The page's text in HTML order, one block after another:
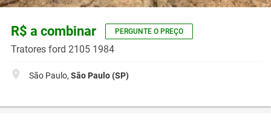
R$ a combinar PERGUNTE O PREÇO
Tratores ford 2105 1984
São Paulo, São Paulo (SP)